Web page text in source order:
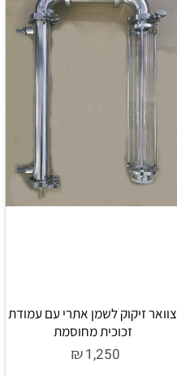
צוואר זיקוק לשמן אתרי עם עמודת
זכוכית מחוסמת
₪1,250